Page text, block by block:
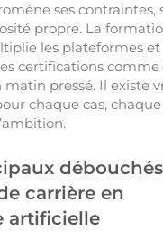
ses contraintes,
propre. La
les plateformes et
certifications comme
matin pressé. Il existe
chaque cas,
carrière en
artificielle